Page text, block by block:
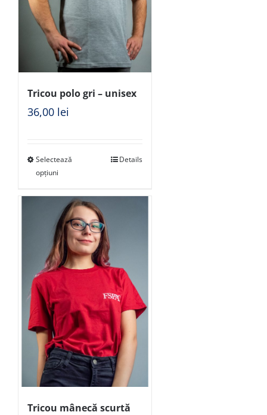
Tricou polo gri – unisex
36,00 lei
Selectează
opțiuni
Details
Tricou mânecă scurtă